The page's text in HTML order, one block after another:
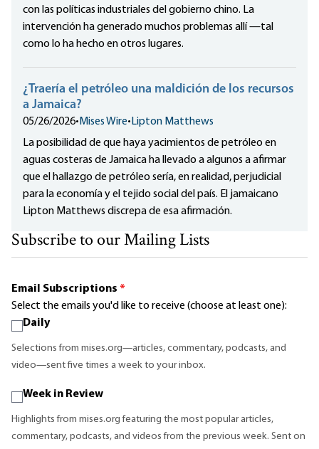
con las políticas industriales del gobierno chino. La
intervención ha generado muchos problemas allí —tal
como lo ha hecho en otros lugares.
¿Traería el petróleo una maldición de los recursos
a Jamaica?
05/26/2026• Mises Wire• Lipton Matthews
La posibilidad de que haya yacimientos de petróleo en
aguas costeras de Jamaica ha llevado a algunos a afirmar
que el hallazgo de petróleo sería, en realidad, perjudicial
para la economía y el tejido social del país. El jamaicano
Lipton Matthews discrepa de esa afirmación.
Subscribe to our Mailing Lists
Email Subscriptions *
Select the emails you'd like to receive (choose at least one):
Daily
Selections from mises.org—articles, commentary, podcasts, and
video—sent five times a week to your inbox.
Week in Review
Highlights from mises.org featuring the most popular articles,
commentary, podcasts, and videos from the previous week. Sent on